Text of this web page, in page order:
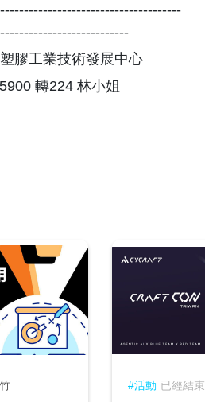
膠工業技術發展中心
轉224 林小姐
#活動 已經結束